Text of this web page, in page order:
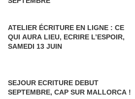
ATELIER ÉCRITURE EN LIGNE : CE
QUI AURA LIEU, ECRIRE L’ESPOIR,
SAMEDI 13 JUIN
SEJOUR ECRITURE DEBUT
SEPTEMBRE, CAP SUR MALLORCA !